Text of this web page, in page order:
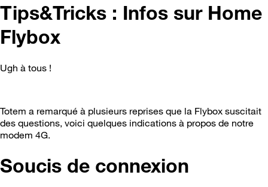
Tips&Tricks : Infos sur Home
Flybox
Ugh à tous !
Totem a remarqué à plusieurs reprises que la Flybox suscitait
des questions, voici quelques indications à propos de notre
modem 4G.
Soucis de connexion